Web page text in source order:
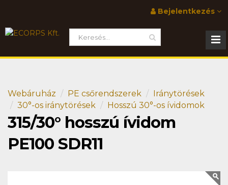
Bejelentkezés
Webáruház PE csőrendszerek
Iránytörések
30°-os iránytörések
Hosszú 30°-os ívidomok
315/30° hosszú ívidom
PE100 SDR11